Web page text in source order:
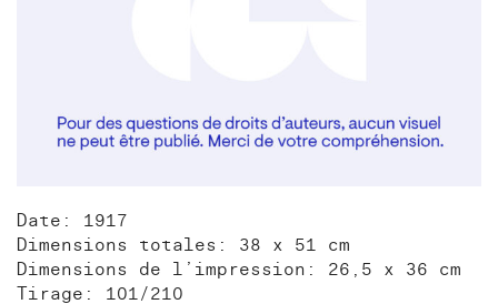
Date: 1917
Dimensions totales: 38 x 51 cm
Dimensions de l’impression: 26,5 x 36 cm
Tirage: 101/210